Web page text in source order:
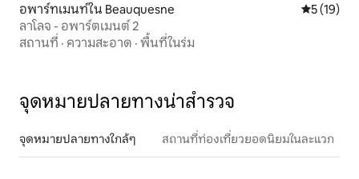
อพาร์ทเมนท์ใน Beauquesne คะแนนเฉลี่
5 (19)
ลาโลจ - อพาร์ตเมนต์ 2
สถานที่ · ความสะอาด · พื้นที่ในร่ม
จุดหมายปลายทางน่าสำรวจ
จุดหมายปลายทางใกล้ๆ สถานที่ท่องเที่ยวยอดนิยมในละแวก